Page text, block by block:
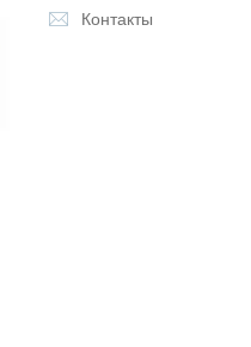
Контакты